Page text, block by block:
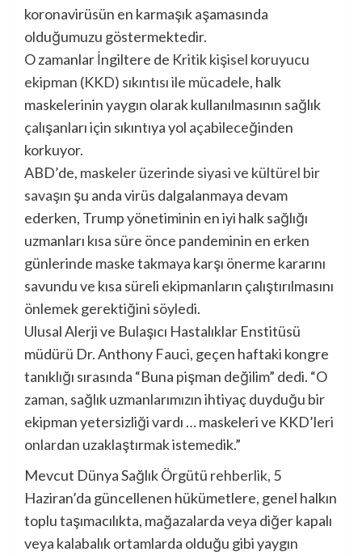
O zamanlar İngiltere de Kritik kişisel koruyucu
ekipman (KKD) sıkıntısı ile mücadele, halk
maskelerinin yaygın olarak kullanılmasının sağlık
çalışanları için sıkıntıya yol açabileceğinden
korkuyor.
ABD’de, maskeler üzerinde siyasi ve kültürel bir
savaşın şu anda virüs dalgalanmaya devam
ederken, Trump yönetiminin en iyi halk sağlığı
uzmanları kısa süre önce pandeminin en erken
günlerinde maske takmaya karşı önerme kararını
savundu ve kısa süreli ekipmanların çalıştırılmasını
önlemek gerektiğini söyledi.
Ulusal Alerji ve Bulaşıcı Hastalıklar Enstitüsü
müdürü Dr. Anthony Fauci, geçen haftaki kongre
tanıklığı sırasında “Buna pişman değilim” dedi. “O
zaman, sağlık uzmanlarımızın ihtiyaç duyduğu bir
ekipman yetersizliği vardı … maskeleri ve KKD’leri
onlardan uzaklaştırmak istemedik.”
Mevcut Dünya Sağlık Örgütü rehberlik, 5
Haziran’da güncellenen hükümetlere, genel halkın
toplu taşımacılıkta, mağazalarda veya diğer kapalı
veya kalabalık ortamlarda olduğu gibi yaygın